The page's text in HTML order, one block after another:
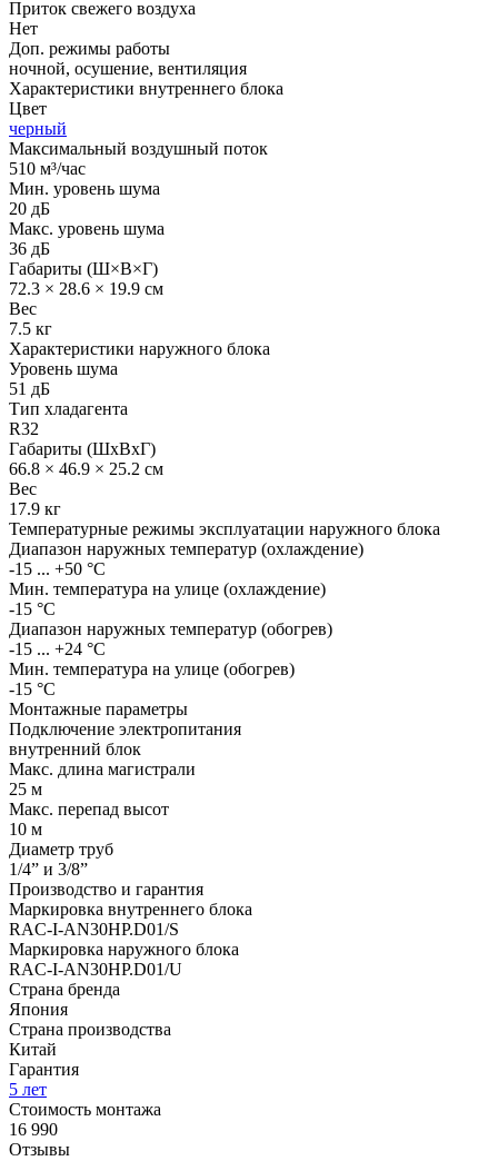
Приток свежего воздуха
Нет
Доп. режимы работы
ночной, осушение, вентиляция
Характеристики внутреннего блока
Цвет
черный
Максимальный воздушный поток
510 м³/час
Мин. уровень шума
20 дБ
Макс. уровень шума
36 дБ
Габариты (Ш×В×Г)
72.3 × 28.6 × 19.9 см
Вес
7.5 кг
Характеристики наружного блока
Уровень шума
51 дБ
Тип хладагента
R32
Габариты (ШхВхГ)
66.8 × 46.9 × 25.2 см
Вес
17.9 кг
Температурные режимы эксплуатации наружного блока
Диапазон наружных температур (охлаждение)
-15 ... +50 °C
Мин. температура на улице (охлаждение)
-15 °С
Диапазон наружных температур (обогрев)
-15 ... +24 °С
Мин. температура на улице (обогрев)
-15 °С
Монтажные параметры
Подключение электропитания
внутренний блок
Макс. длина магистрали
25 м
Макс. перепад высот
10 м
Диаметр труб
1/4” и 3/8”
Производство и гарантия
Маркировка внутреннего блока
RAC-I-AN30HP.D01/S
Маркировка наружного блока
RAC-I-AN30HP.D01/U
Страна бренда
Япония
Страна производства
Китай
Гарантия
5 лет
Стоимость монтажа
16 990
Отзывы